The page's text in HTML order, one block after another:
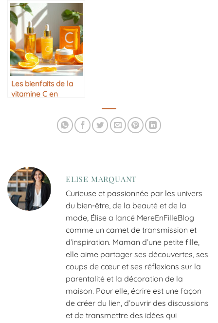
Les bienfaits de la
vitamine C en
ELISE MARQUANT
Curieuse et passionnée par les univers
du bien-être, de la beauté et de la
mode, Élise a lancé MereEnFilleBlog
comme un carnet de transmission et
d’inspiration. Maman d’une petite fille,
elle aime partager ses découvertes, ses
coups de cœur et ses réflexions sur la
parentalité et la décoration de la
maison. Pour elle, écrire est une façon
de créer du lien, d’ouvrir des discussions
et de transmettre des idées qui